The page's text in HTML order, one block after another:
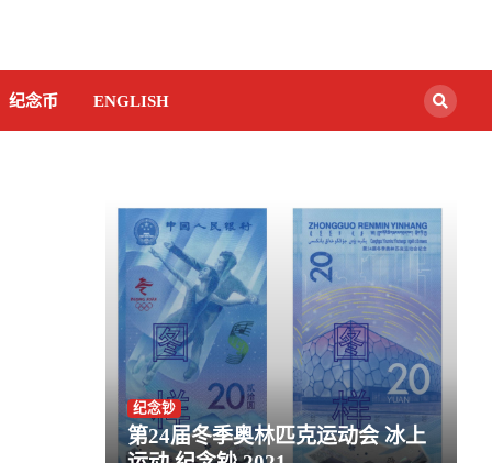
纪念币 ENGLISH
纪念钞
第24届冬季奥林匹克运动会 冰上